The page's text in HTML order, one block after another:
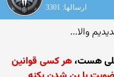
ارسالها: 3301
هست، هر کسی قوانین